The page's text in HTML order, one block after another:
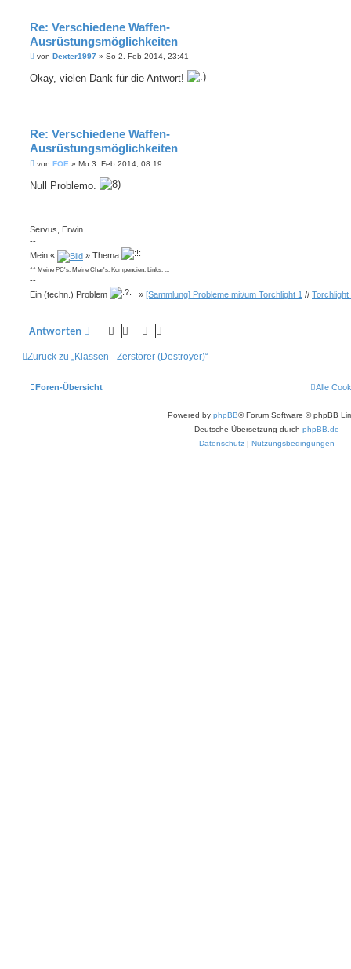
Re: Verschiedene Waffen-
Ausrüstungsmöglichkeiten
B
i
t
von Dexter1997 » So 2. Feb 2014, 23:41
Okay, vielen Dank für die Antwort!
Re: Verschiedene Waffen-
Ausrüstungsmöglichkeiten
B
t
von FOE » Mo 3. Feb 2014, 08:19
Null Problemo.
Servus, Erwin
--
Mein «
» Thema
^^ Meine PC's, Meine Char's, Kompendien, Links, ...
--
Ein (techn.) Problem
» [Sammlung] Probleme mit/um Torchlight 1 // Torchlight
Antworten
Zurück zu „Klassen - Zerstörer (Destroyer)“
Foren-Übersicht Alle
Powered by phpBB® Forum Software © phpBB
Deutsche Übersetzung durch phpBB.de
Datenschutz | Nutzungsbedingungen